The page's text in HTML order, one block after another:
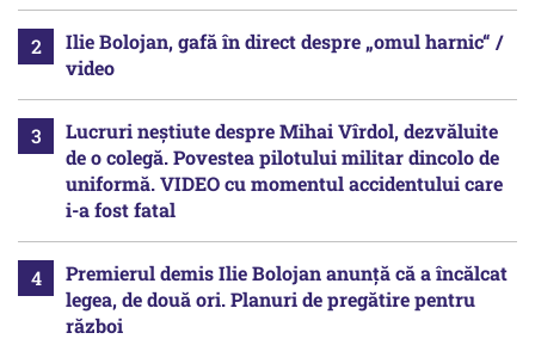
Ilie Bolojan, gafă în direct despre „omul harnic“ /
video
Lucruri neștiute despre Mihai Vîrdol, dezvăluite
de o colegă. Povestea pilotului militar dincolo de
uniformă. VIDEO cu momentul accidentului care
i-a fost fatal
Premierul demis Ilie Bolojan anunță că a încălcat
legea, de două ori. Planuri de pregătire pentru
război